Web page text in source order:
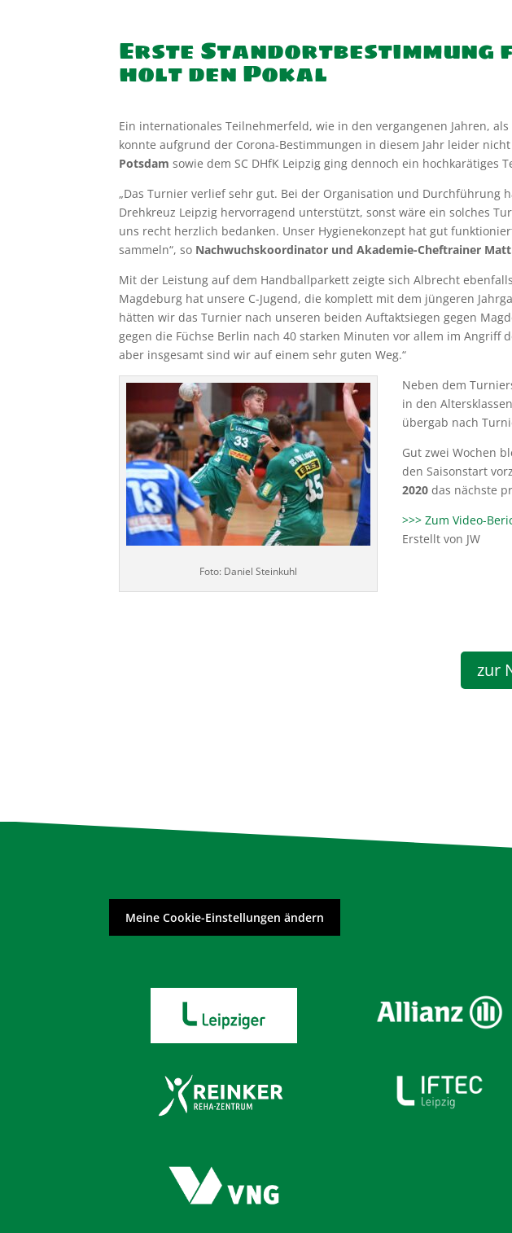
Erste Standortbestimmung
holt den Pokal
Ein internationales Teilnehmerfeld, wie in den vergangenen Jahren,
konnte aufgrund der Corona-Bestimmungen in diesem Jahr leider
Potsdamsowie dem SC DHfK Leipzig ging dennoch ein hochkarätiges
„Das Turnier verlief sehr gut. Bei der Organisation und Durchführung
Drehkreuz Leipzig hervorragend unterstützt, sonst wäre ein solches
uns recht herzlich bedanken. Unser Hygienekonzept hat gut
sammeln“, so Nachwuchskoordinator und Akademie-Cheftrainer
Mit der Leistung auf dem Handballparkett zeigte sich Albrecht
Magdeburg hat unsere C-Jugend, die komplett mit dem jüngeren
hätten wir das Turnier nach unseren beiden Auftaktsiegen gegen
gegen die Füchse Berlin nach 40 starken Minuten vor allem im Angriff
aber insgesamt sind wir auf einem sehr guten Weg.“
Foto: Daniel Steinkuhl
Neben dem
in den
übergab nach
Gut zwei Wochen
den Saisonstart
2020 das nächste
>>> Zum Video-
Erstellt von JW
zur
Meine Cookie-Einstellungen ändern